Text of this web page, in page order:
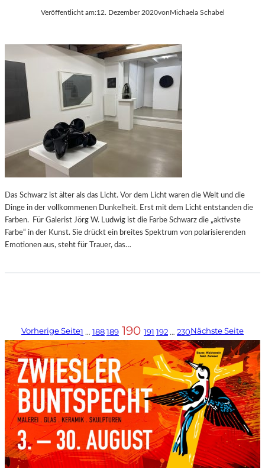
Veröffentlicht am:12. Dezember 2020vonMichaela Schabel
Das Schwarz ist älter als das Licht. Vor dem Licht waren die Welt und die
Dinge in der vollkommenen Dunkelheit. Erst mit dem Licht entstanden die
Farben. Für Galerist Jörg W. Ludwig ist die Farbe Schwarz die „aktivste
Farbe“ in der Kunst. Sie drückt ein breites Spektrum von polarisierenden
Emotionen aus, steht für Trauer, das…
Vorherige Seite1 … 188189 190 191 192… 230Nächste Seite